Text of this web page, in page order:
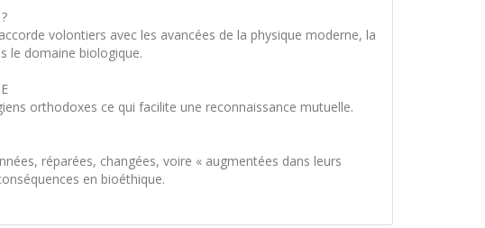
volontiers avec les avancées de la physique moderne, la
le domaine biologique.
orthodoxes ce qui facilite une reconnaissance mutuelle.
réparées, changées, voire « augmentées dans leurs
en bioéthique.